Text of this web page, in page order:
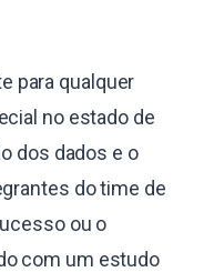
para qualquer
no estado de
dos dados e o
do time de
ou o
com um estudo